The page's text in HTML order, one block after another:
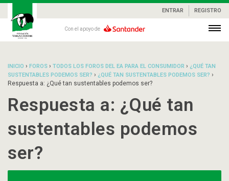
ENTRAR REGISTRO
Con el apoyo de
INICIO › FOROS › TODOS LOS FOROS DEL EA PARA EL CONSUMIDOR › ¿QUÉ TAN
SUSTENTABLES PODEMOS SER? › ¿QUÉ TAN SUSTENTABLES PODEMOS SER? ›
Respuesta a: ¿Qué tan sustentables podemos ser?
Respuesta a: ¿Qué tan
sustentables podemos
ser?